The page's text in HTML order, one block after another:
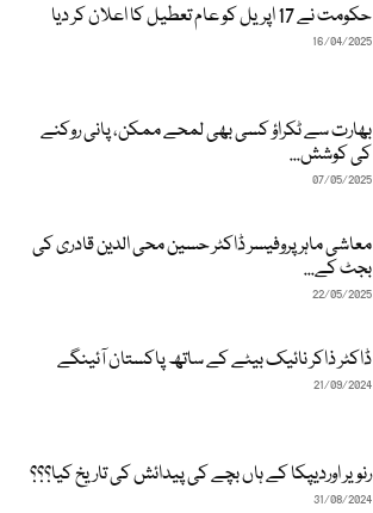
حکومت نے 17 اپریل کو عام تعطیل کا اعلان کر دیا
16/04/2025
بھارت سے ٹکراؤ کسی بھی لمحے ممکن، پانی روکنے
کی کوشش...
07/05/2025
معاشی ماہر پروفیسر ڈاکٹر حسین محی الدین قادری کی
بجٹ کے...
22/05/2025
ڈاکٹر ذاکر نائیک بیٹے کے ساتھ پاکستان آئینگے
21/09/2024
رنویر اوردیپکا کے ہاں بچے کی پیدائش کی تاریخ کیا؟؟؟
31/08/2024